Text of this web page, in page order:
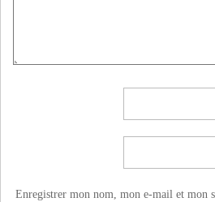
Enregistrer mon nom, mon e-mail et mon